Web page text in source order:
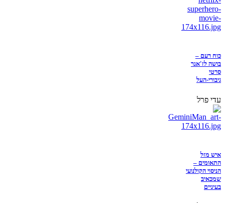
כוח רעם –
בושה לז'אנר
סרטי
גיבורי-העל
עדי פרל
איש מזל
התאומים –
הניסוי הקולנועי
שמכאיב
בעיניים